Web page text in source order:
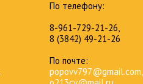
По телефону:
8-961-729-21-26,
8 (3842) 49-21-26
По почте:
popovv797@gmail.com,